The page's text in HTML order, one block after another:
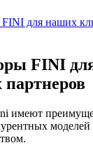
FINI
имеют
моделей